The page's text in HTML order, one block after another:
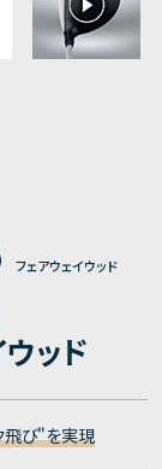
フェアウェイウッド
ッド
飛び"を実現